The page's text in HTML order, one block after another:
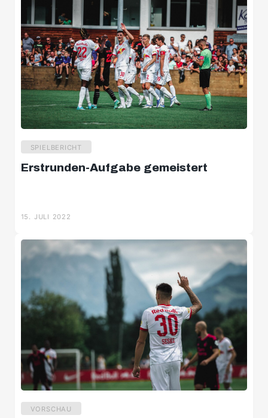
SPIELBERICHT
Erstrunden-Aufgabe gemeistert
15. JULI 2022
VORSCHAU